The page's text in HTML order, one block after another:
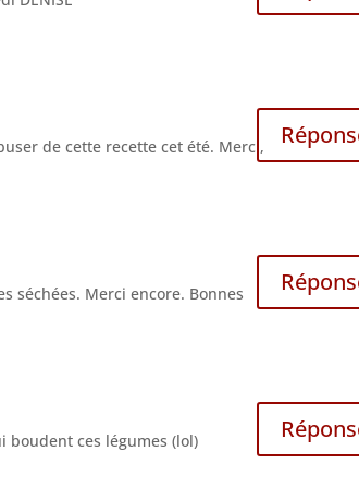
de cette recette cet été. Merci,
séchées. Merci encore. Bonnes
ces légumes (lol)